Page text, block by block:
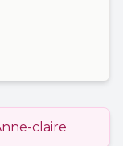
claire